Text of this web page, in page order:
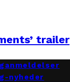
trailer
nyheder